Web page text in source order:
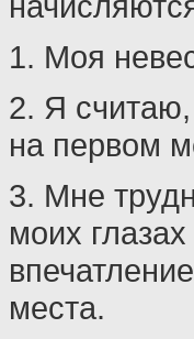
1. Моя
2. Я
на первом
3. Мне
моих
места.